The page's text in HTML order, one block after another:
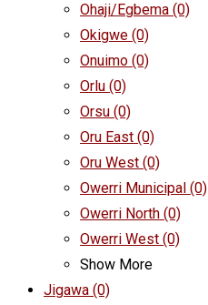
Ohaji/Egbema (0)
Okigwe (0)
Onuimo (0)
Orlu (0)
Orsu (0)
Oru East (0)
Oru West (0)
Owerri Municipal (0)
Owerri North (0)
Owerri West (0)
Show More
Jigawa (0)